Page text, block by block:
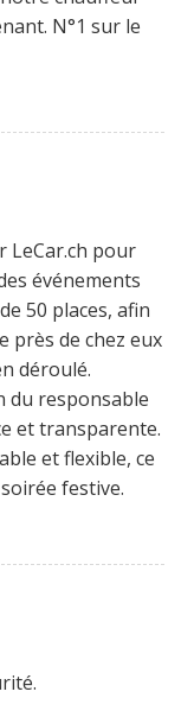
N°1 sur le
LeCar.ch pour
événements
50 places, afin
près de chez eux
déroulé.
du responsable
et transparente.
et flexible, ce
festive.